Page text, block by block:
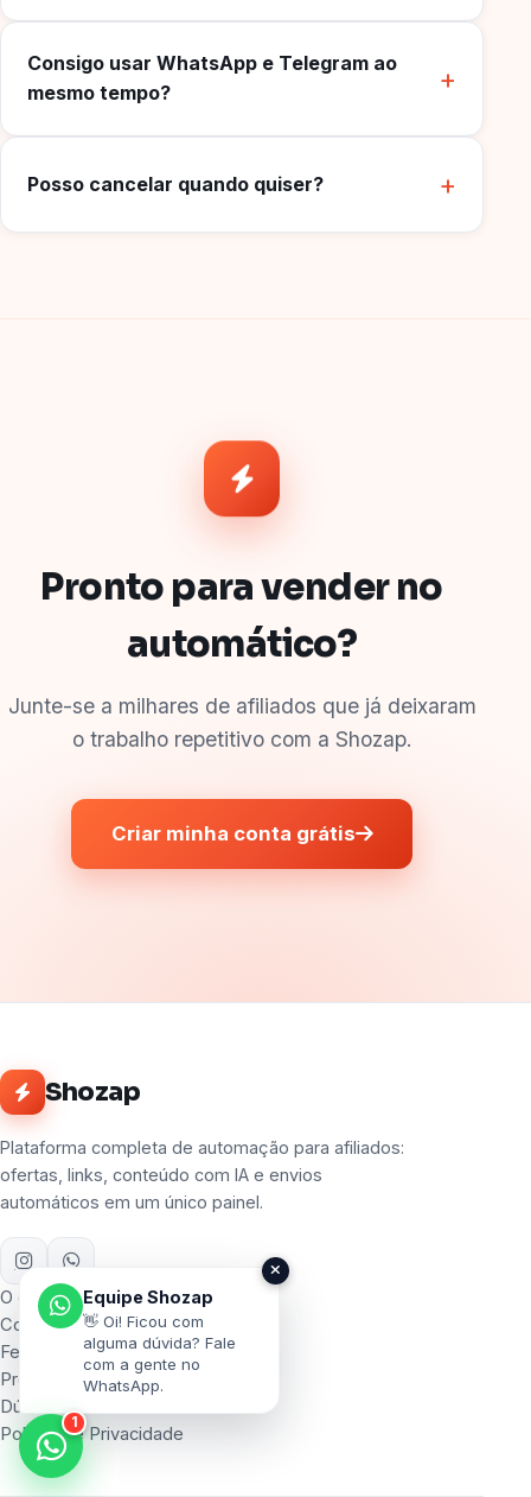
Consigo usar WhatsApp e Telegram ao
mesmo tempo?
Posso cancelar quando quiser?
Pronto para vender no
automático?
Junte-se a milhares de afiliados que já deixaram
o trabalho repetitivo com a Shozap.
Criar minha conta grátis
Shozap
Plataforma completa de automação para afiliados:
ofertas, links, conteúdo com IA e envios
automáticos em um único painel.
O que é
Como funciona
Ferramentas
Preços
Dúvidas
Política de Privacidade
Equipe Shozap
👋 Oi! Ficou com
alguma dúvida? Fale
com a gente no
WhatsApp.
1